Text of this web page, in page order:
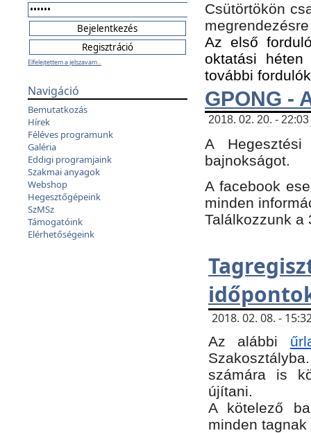
Elfelejtettem a jelszavam...
Navigáció
Bemutatkozás
Hírek
Féléves programunk
Galéria
Eddigi programjaink
Szakmai anyagok
Webshop
Hegesztőgépeink
SzMSz
Támogatóink
Elérhetőségeink
Csütörtökön
Az első
oktatási
további
GPONG -
2018. 02. 20. -
A
bajnokságot.
A facebook
minden
Találkozzunk a
2018. 02. 08. -
Az alábbi
számára is
újítani.
​A kötelező
minden